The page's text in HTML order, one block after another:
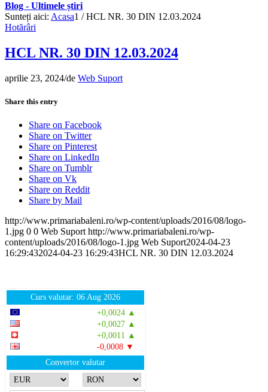
Blog - Ultimele știri
Sunteți aici: Acasa1 / HCL NR. 30 DIN 12.03.2024
Hotărâri
HCL NR. 30 DIN 12.03.2024
aprilie 23, 2024/de Web Suport
Share this entry
Share on Facebook
Share on Twitter
Share on Pinterest
Share on LinkedIn
Share on Tumblr
Share on Vk
Share on Reddit
Share by Mail
http://www.primariabaleni.ro/wp-content/uploads/2016/08/logo-
1.jpg 0 0 Web Suport http://www.primariabaleni.ro/wp-
content/uploads/2016/08/logo-1.jpg Web Suport2024-04-23
16:29:432024-04-23 16:29:43HCL NR. 30 DIN 12.03.2024
Curs valutar: 06 Aug 2026
+0,0024 ▲
+0,0027 ▲
+0,0011 ▲
-0,0008 ▼
Convertor valutar